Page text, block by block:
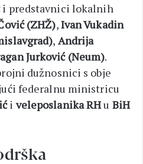
i predstavnici lokalnih
(ZHŽ),Ivan Vukadin
, Andrija
Jurković (Neum).
dužnosnici s obje
federalnu ministricu
iveleposlanika RHu BiH